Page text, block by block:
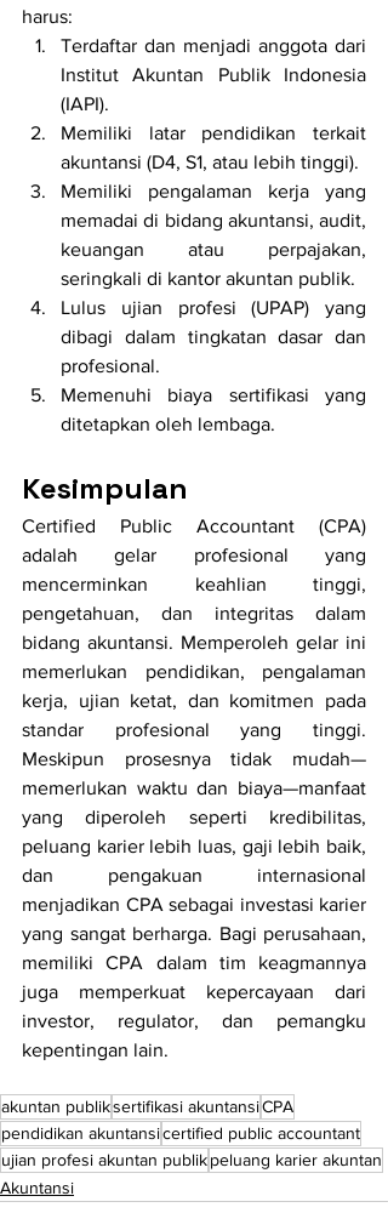
harus:
Terdaftar dan menjadi anggota dari
Institut Akuntan Publik Indonesia
(IAPI).
Memiliki latar pendidikan terkait
akuntansi (D4, S1, atau lebih tinggi).
Memiliki pengalaman kerja yang
memadai di bidang akuntansi, audit,
keuangan atau perpajakan,
seringkali di kantor akuntan publik.
Lulus ujian profesi (UPAP) yang
dibagi dalam tingkatan dasar dan
profesional.
Memenuhi biaya sertifikasi yang
ditetapkan oleh lembaga.
Kesimpulan
Certified Public Accountant (CPA)
adalah gelar profesional yang
mencerminkan keahlian tinggi,
pengetahuan, dan integritas dalam
bidang akuntansi. Memperoleh gelar ini
memerlukan pendidikan, pengalaman
kerja, ujian ketat, dan komitmen pada
standar profesional yang tinggi.
Meskipun prosesnya tidak mudah—
memerlukan waktu dan biaya—manfaat
yang diperoleh seperti kredibilitas,
peluang karier lebih luas, gaji lebih baik,
dan pengakuan internasional
menjadikan CPA sebagai investasi karier
yang sangat berharga. Bagi perusahaan,
memiliki CPA dalam tim keagmannya
juga memperkuat kepercayaan dari
investor, regulator, dan pemangku
kepentingan lain.
akuntan publiksertifikasi akuntansiCPA
pendidikan akuntansicertified public accountant
ujian profesi akuntan publikpeluang karier akuntan
Akuntansi